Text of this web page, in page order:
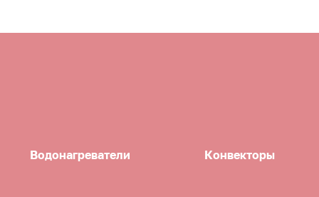
Водонагреватели Конвекторы